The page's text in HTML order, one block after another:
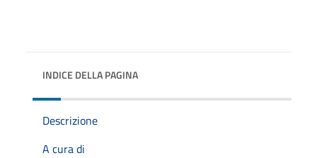
INDICE DELLA PAGINA
Descrizione
A cura di